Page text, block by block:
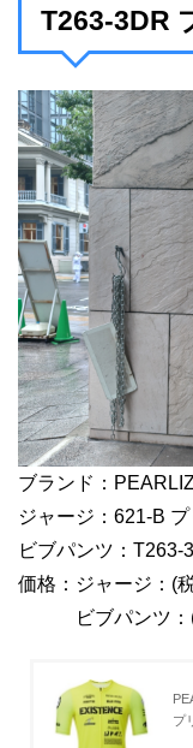
T263-3DR
ブランド：
ジャージ：621-B
ビブパンツ：T263-
価格：ジャージ：(
ビブパンツ：(
プ